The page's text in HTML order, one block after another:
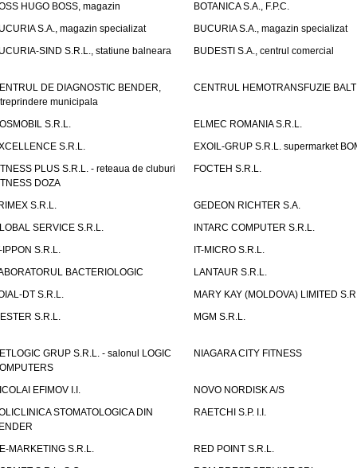
HUGO BOSS, magazin
BOTANICA S.A., F.P.C.
S.A., magazin specializat
BUCURIA S.A., magazin specializat
SIND S.R.L., statiune balneara
BUDESTI S.A., centrul comercial
DE DIAGNOSTIC BENDER,
municipala
CENTRUL HEMOTRANSFUZIE
S.R.L.
ELMEC ROMANIA S.R.L.
S.R.L.
EXOIL-GRUP S.R.L. supermarket
PLUS S.R.L. - reteaua de cluburi
DOZA
FOCTEH S.R.L.
S.R.L.
GEDEON RICHTER S.A.
SERVICE S.R.L.
INTARC COMPUTER S.R.L.
IPPON S.R.L.
IT-MICRO S.R.L.
BACTERIOLOGIC
LANTAUR S.R.L.
DT S.R.L.
MARY KAY (MOLDOVA) LIMITED
S.R.L.
MGM S.R.L.
GRUP S.R.L. - salonul LOGIC
NIAGARA CITY FITNESS
EFIMOV I.I.
NOVO NORDISK A/S
STOMATOLOGICA DIN
RAETCHI S.P. I.I.
MARKETING S.R.L.
RED POINT S.R.L.